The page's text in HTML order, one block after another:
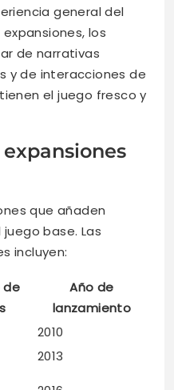
general del
los
de narrativas
y de interacciones de
el juego fresco y
que añaden
base. Las
incluyen:
de
Año de
lanzamiento
2010
2013